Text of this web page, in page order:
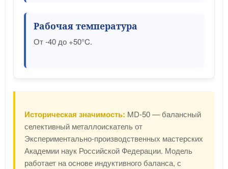
Рабочая температура
От -40 до +50°C.
Историческая значимость: MD-50 — балансный
селективный металлоискатель от
Экспериментально-производственных мастерских
Академии наук Российской Федерации. Модель
работает на основе индуктивного баланса, с